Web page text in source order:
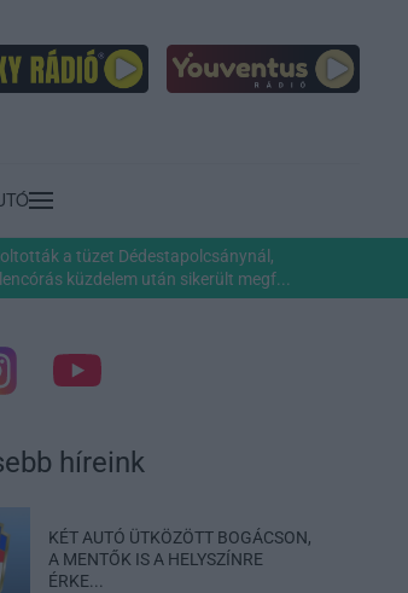
a tüzet Dédestapolcsánynál,
küzdelem után sikerült megf...
híreink
KÉT AUTÓ ÜTKÖZÖTT BOGÁCSON,
A MENTŐK IS A HELYSZÍNRE
ÉRKE...